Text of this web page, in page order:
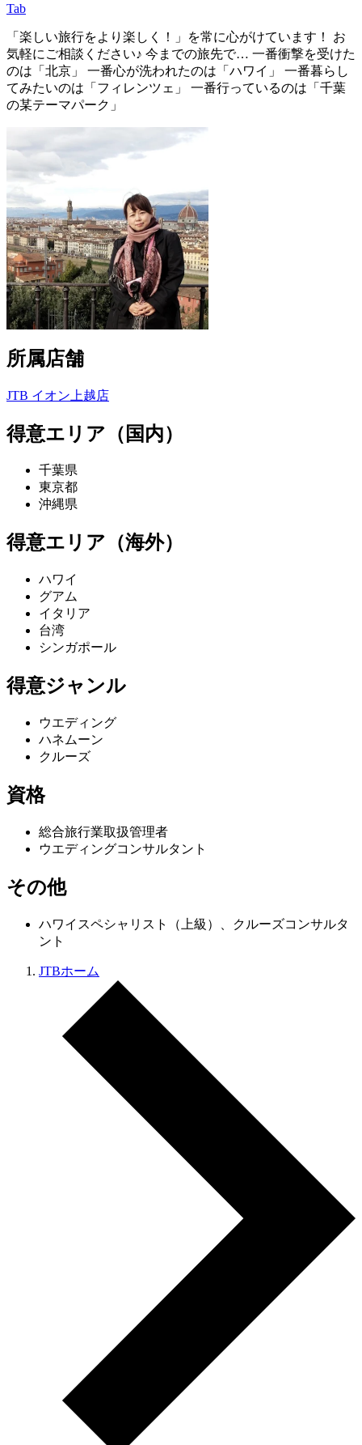
Tab
「楽しい旅行をより楽しく！」を常に心がけています！ お
気軽にご相談ください♪ 今までの旅先で… 一番衝撃を受けた
のは「北京」 一番心が洗われたのは「ハワイ」 一番暮らし
てみたいのは「フィレンツェ」 一番行っているのは「千葉
の某テーマパーク」
所属店舗
JTB イオン上越店
得意エリア（国内）
千葉県
東京都
沖縄県
得意エリア（海外）
ハワイ
グアム
イタリア
台湾
シンガポール
得意ジャンル
ウエディング
ハネムーン
クルーズ
資格
総合旅行業取扱管理者
ウエディングコンサルタント
その他
ハワイスペシャリスト（上級）、クルーズコンサルタ
ント
JTBホーム